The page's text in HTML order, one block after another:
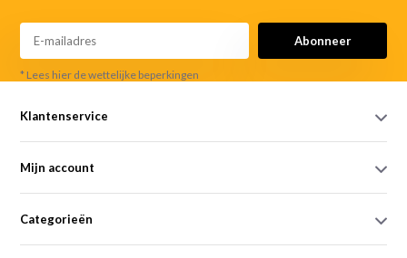
Abonneer
* Lees hier de wettelijke beperkingen
Klantenservice
Mijn account
Categorieën